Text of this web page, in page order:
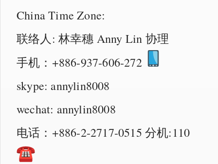
China Time Zone:
联络人: 林幸穗 Anny Lin 协理
手机：+886-937-606-272
skype: annylin8008
wechat: annylin8008
电话：+886-2-2717-0515 分机:110